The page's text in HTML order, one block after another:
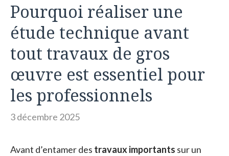
Pourquoi réaliser une
étude technique avant
tout travaux de gros
œuvre est essentiel pour
les professionnels
3 décembre 2025
Avant d’entamer des travaux importants sur un